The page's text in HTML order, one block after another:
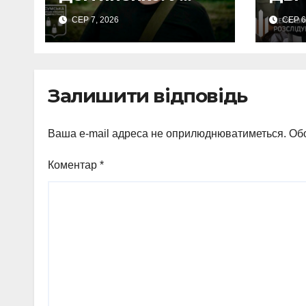
серпні над Сумами
збито 6 КАБів
СЕР 7, 2026 СЕР
Залишити відповідь
Ваша e-mail адреса не оприлюднюватиметься.
Коментар *